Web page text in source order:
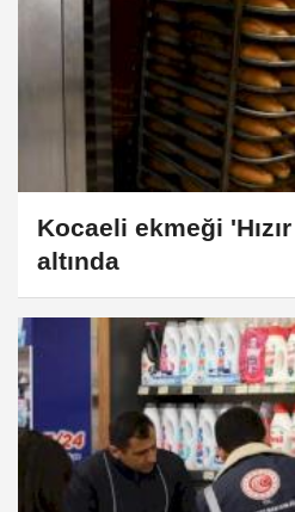
Kocaeli ekmeği
altında